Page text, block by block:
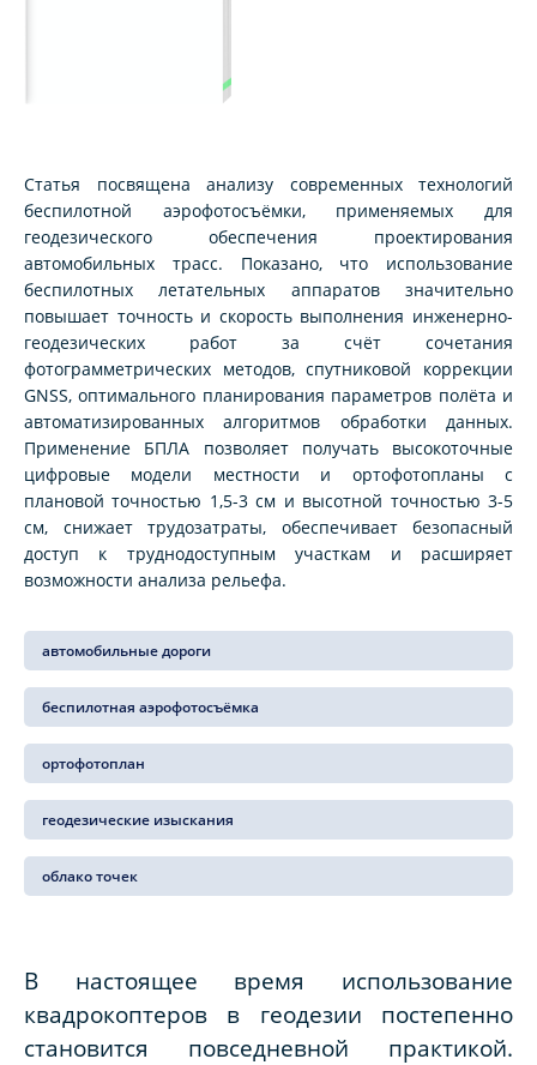
Статья посвящена анализу современных технологий
беспилотной аэрофотосъёмки, применяемых для
геодезического обеспечения проектирования
автомобильных трасс. Показано, что использование
беспилотных летательных аппаратов значительно
повышает точность и скорость выполнения инженерно-
геодезических работ за счёт сочетания
фотограмметрических методов, спутниковой коррекции
GNSS, оптимального планирования параметров полёта и
автоматизированных алгоритмов обработки данных.
Применение БПЛА позволяет получать высокоточные
цифровые модели местности и ортофотопланы с
плановой точностью 1,5-3 см и высотной точностью 3-5
см, снижает трудозатраты, обеспечивает безопасный
доступ к труднодоступным участкам и расширяет
возможности анализа рельефа.
автомобильные дороги
беспилотная аэрофотосъёмка
ортофотоплан
геодезические изыскания
облако точек
В настоящее время использование
квадрокоптеров в геодезии постепенно
становится повседневной практикой.